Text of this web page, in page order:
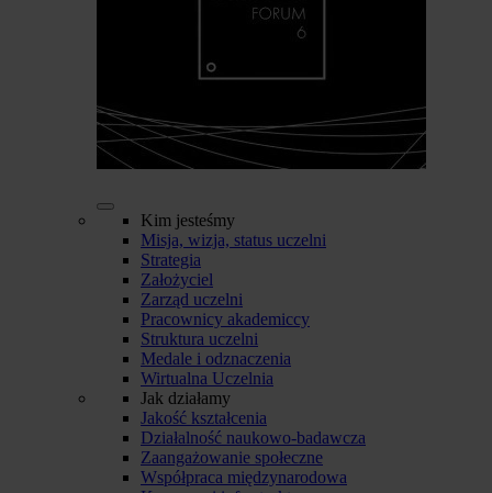
Kim jesteśmy
Misja, wizja, status uczelni
Strategia
Założyciel
Zarząd uczelni
Pracownicy akademiccy
Struktura uczelni
Medale i odznaczenia
Wirtualna Uczelnia
Jak działamy
Jakość kształcenia
Działalność naukowo-badawcza
Zaangażowanie społeczne
Współpraca międzynarodowa